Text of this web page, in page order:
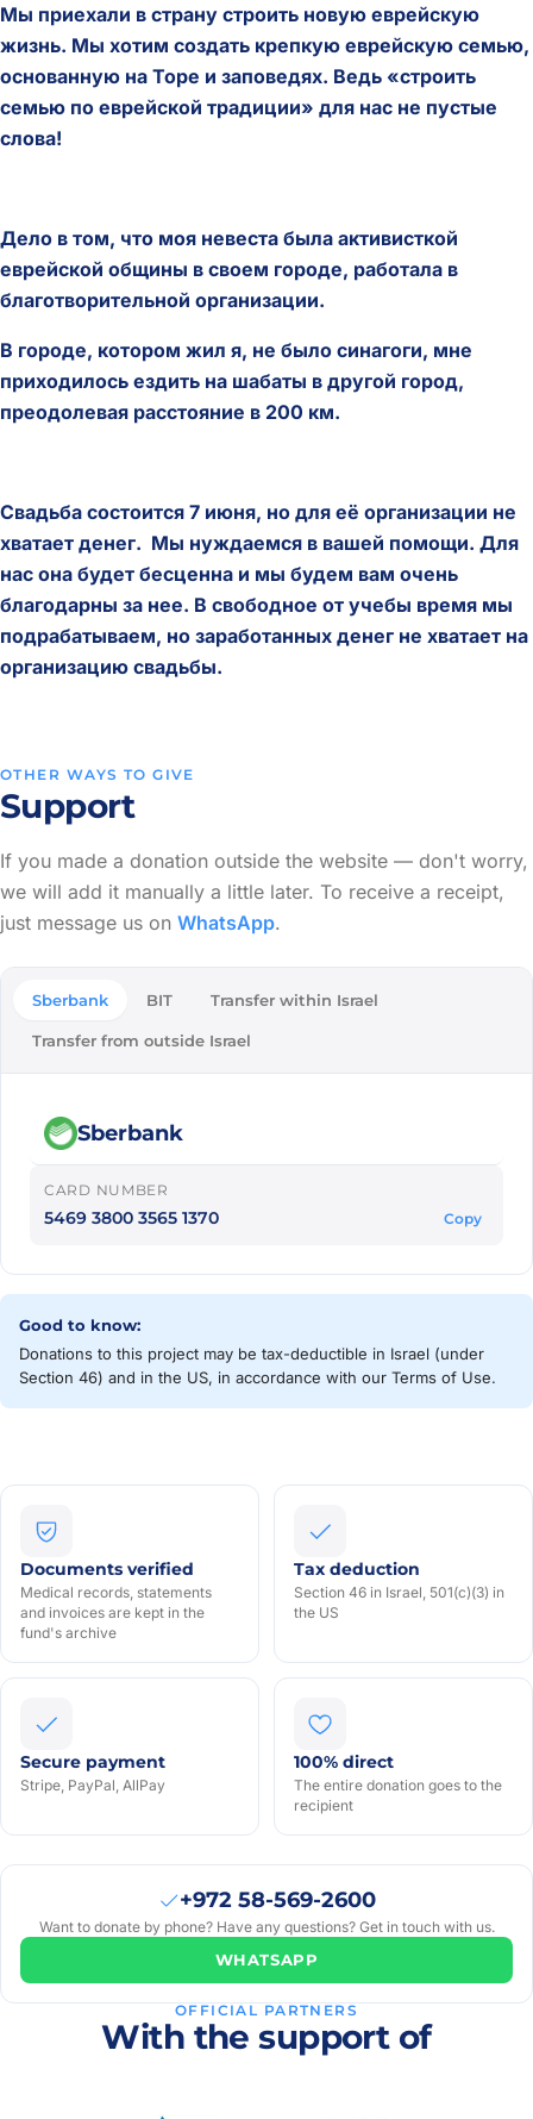
Мы приехали в страну строить новую еврейскую
жизнь. Мы хотим создать крепкую еврейскую семью,
основанную на Торе и заповедях. Ведь «строить
семью по еврейской традиции» для нас не пустые
слова!
Дело в том, что моя невеста была активисткой
еврейской общины в своем городе, работала в
благотворительной организации.
В городе, котором жил я, не было синагоги, мне
приходилось ездить на шабаты в другой город,
преодолевая расстояние в 200 км.
Свадьба состоится 7 июня, но для её организации не
хватает денег. Мы нуждаемся в вашей помощи. Для
нас она будет бесценна и мы будем вам очень
благодарны за нее. В свободное от учебы время мы
подрабатываем, но заработанных денег не хватает на
организацию свадьбы.
OTHER WAYS TO GIVE
Support
If you made a donation outside the website — don't worry,
we will add it manually a little later. To receive a receipt,
just message us on WhatsApp.
Sberbank BIT Transfer within Israel
Transfer from outside Israel
Sberbank
CARD NUMBER
5469 3800 3565 1370 Copy
Good to know:
Donations to this project may be tax-deductible in Israel (under
Section 46) and in the US, in accordance with our Terms of Use.
Documents verified
Medical records, statements
and invoices are kept in the
fund's archive
Tax deduction
Section 46 in Israel, 501(c)(3) in
the US
Secure payment
Stripe, PayPal, AllPay
100% direct
The entire donation goes to the
recipient
+972 58-569-2600
Want to donate by phone? Have any questions? Get in touch with us.
WHATSAPP
OFFICIAL PARTNERS
With the support of